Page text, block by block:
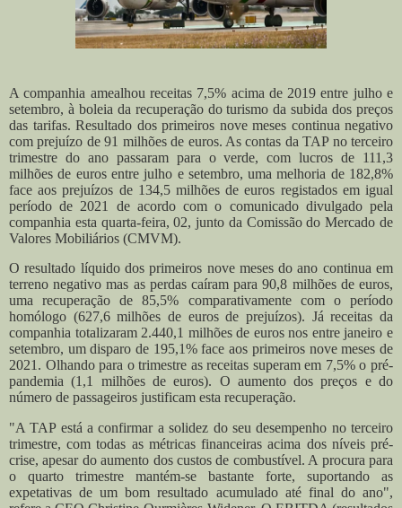
A companhia amealhou receitas 7,5% acima de 2019 entre julho e
setembro, à boleia da recuperação do turismo da subida dos preços
das tarifas. Resultado dos primeiros nove meses continua negativo
com prejuízo de 91 milhões de euros. As contas da TAP no terceiro
trimestre do ano passaram para o verde, com lucros de 111,3
milhões de euros entre julho e setembro, uma melhoria de 182,8%
face aos prejuízos de 134,5 milhões de euros registados em igual
período de 2021 de acordo com o comunicado divulgado pela
companhia esta quarta-feira, 02, junto da Comissão do Mercado de
Valores Mobiliários (CMVM).
O resultado líquido dos primeiros nove meses do ano continua em
terreno negativo mas as perdas caíram para 90,8 milhões de euros,
uma recuperação de 85,5% comparativamente com o período
homólogo (627,6 milhões de euros de prejuízos). Já receitas da
companhia totalizaram 2.440,1 milhões de euros nos entre janeiro e
setembro, um disparo de 195,1% face aos primeiros nove meses de
2021. Olhando para o trimestre as receitas superam em 7,5% o pré-
pandemia (1,1 milhões de euros). O aumento dos preços e do
número de passageiros justificam esta recuperação.
"A TAP está a confirmar a solidez do seu desempenho no terceiro
trimestre, com todas as métricas financeiras acima dos níveis pré-
crise, apesar do aumento dos custos de combustível. A procura para
o quarto trimestre mantém-se bastante forte, suportando as
expetativas de um bom resultado acumulado até final do ano",